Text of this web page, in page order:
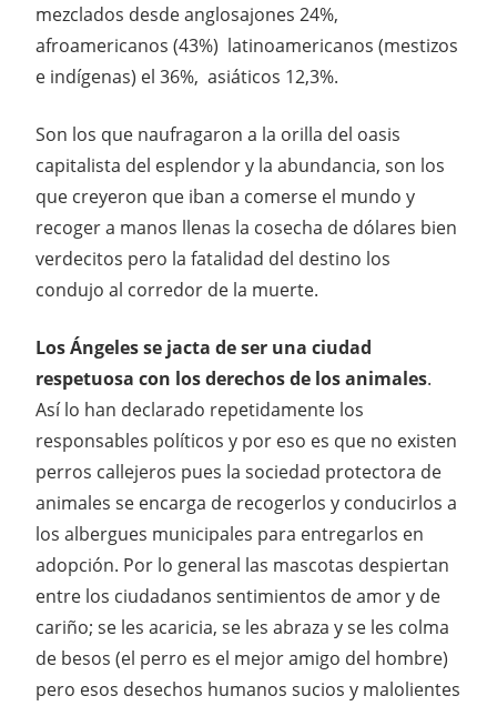
mezclados desde anglosajones 24%,
afroamericanos (43%) latinoamericanos (mestizos
e indígenas) el 36%, asiáticos 12,3%.
Son los que naufragaron a la orilla del oasis
capitalista del esplendor y la abundancia, son los
que creyeron que iban a comerse el mundo y
recoger a manos llenas la cosecha de dólares bien
verdecitos pero la fatalidad del destino los
condujo al corredor de la muerte.
Los Ángeles se jacta de ser una ciudad
respetuosa con los derechos de los animales.
Así lo han declarado repetidamente los
responsables políticos y por eso es que no existen
perros callejeros pues la sociedad protectora de
animales se encarga de recogerlos y conducirlos a
los albergues municipales para entregarlos en
adopción. Por lo general las mascotas despiertan
entre los ciudadanos sentimientos de amor y de
cariño; se les acaricia, se les abraza y se les colma
de besos (el perro es el mejor amigo del hombre)
pero esos desechos humanos sucios y malolientes